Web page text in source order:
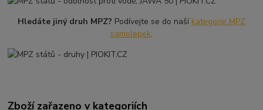
Hledáte jiný druh MPZ? Podívejte se do naší kategorie MPZ
samolepek.
Zboží zařazeno v kategoriích